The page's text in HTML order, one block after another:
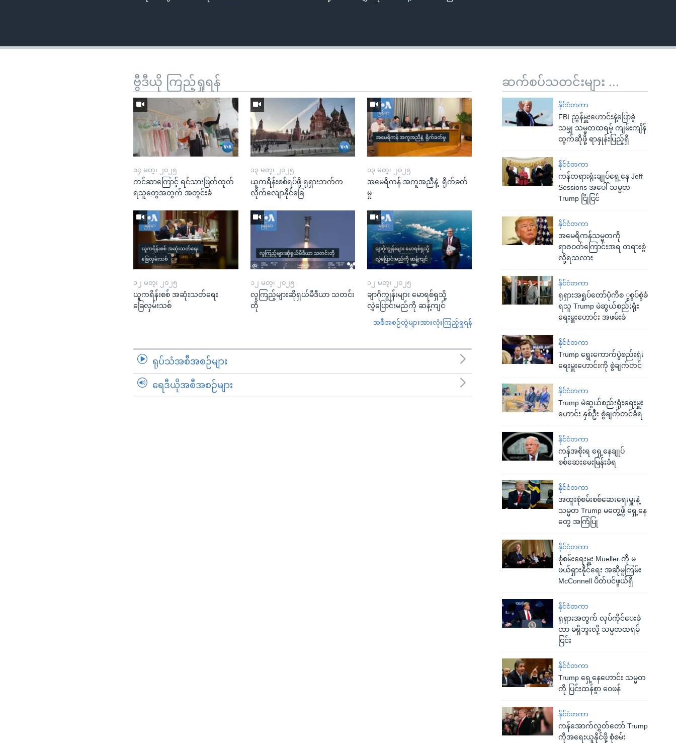
ဆက်စပ်သတင်းများ ...
နိုင်ငံတကာ
FBI ညွှန်မှူးဟောင်းနဲ့ပြောခဲ့
သမျှ သမ္မတထရမ့် ကျမ်းကျိန်
ထွက်ဆိုဖို့ ရာနှုန်းပြည့်ရှိ
နိုင်ငံတကာ
ကန်တရားရုံးချုပ်ရှေ့နေ Jeff
Sessions အပေါ် သမ္မတ
Trump ငြိုငြင်
နိုင်ငံတကာ
အမေရိကန်သမ္မတကို
ရာဇဝတ်ကြောင်းအရ တရားစွဲ
လို့ရသလား
နိုင်ငံတကာ
ရုရှားအရှုပ်တော်ပုံကိစ ္စစွပ်စွဲခံ
ရသူ Trump မဲဆွယ်စည်းရုံး
ရေးမှူးဟောင်း အဖမ်းခံ
နိုင်ငံတကာ
Trump ရွေးကောက်ပွဲစည်းရုံး
ရေးမှူးဟောင်းကို စွဲချက်တင်
နိုင်ငံတကာ
Trump မဲဆွယ်စည်းရုံးရေးမှူး
ဟောင်း နှစ်ဦး စွဲချက်တင်ခံရ
နိုင်ငံတကာ
ကန်အစိုးရ ရှေ့နေချုပ်
စစ်ဆေးမေးမြန်းခံရ
နိုင်ငံတကာ
အထူးစုံစမ်းစစ်ဆေးရေးမှူးနဲ့
သမ္မတ Trump မတွေ့ဖို့ ရှေ့နေ
တွေ အကြံပြု
နိုင်ငံတကာ
စုံစမ်းရေးမှူး Mueller ကို မ
ဖယ်ရှားနိုင်ရေး အဆိုမူကြမ်း
McConnell ပိတ်ပင်ဖွယ်ရှိ
နိုင်ငံတကာ
ရုရှားအတွက် လုပ်ကိုင်ပေးခဲ့
တာ မရှိဘူးလို့ သမ္မတထရမ့်
ငြင်း
နိုင်ငံတကာ
Trump ရှေ့နေဟောင်း သမ္မတ
ကို ပြင်းထန်စွာ ဝေဖန်
နိုင်ငံတကာ
ကန်အောက်လွှတ်တော် Trump
ကိုအရေးယူနိုင်ဖို့ စုံစမ်း
ဗွီဒီယို ကြည့်ရှုရန်
၁၄ မတ္၊ ၂၀၂၅
ကင်ဆာကြောင့် ရင်သားဖြတ်ထုတ်
ရသူတွေအတွက် အတွင်းခံ
၁၃ မတ္၊ ၂၀၂၅
ယူကရိန်းစစ်ရပ်ဖို့ ရုရှားဘက်က
လိုက်လျောနိုင်ခြေ
၁၃ မတ္၊ ၂၀၂၅
အမေရိကန် အကူအညီနဲ့ ရိုက်ခတ်
မှု
၁၂ မတ္၊ ၂၀၂၅
ယူကရိန်းစစ် အဆုံးသတ်ရေး
ခြေလှမ်းသစ်
၁၂ မတ္၊ ၂၀၂၅
လူကြည့်များဆိုရှယ်မီဒီယာ သတင်း
တို
၁၂ မတ္၊ ၂၀၂၅
ချာဂိုကျွန်းများ မောရစ်ရှသို့
လွှဲပြောင်းမည်ကို ဆန့်ကျင်
အစီအစဉ်တွဲများအားလုံးကြည့်ရှုရန်
ရုပ်သံအစီအစဉ်များ
ရေဒီယိုအစီအစဉ်များ